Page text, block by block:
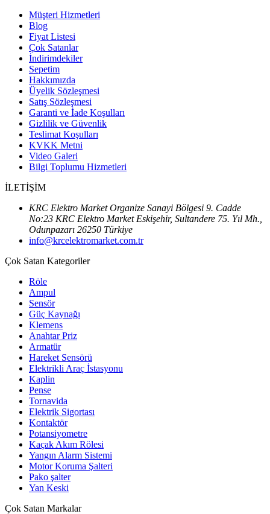
Müşteri Hizmetleri
Blog
Fiyat Listesi
Çok Satanlar
İndirimdekiler
Sepetim
Hakkımızda
Üyelik Sözleşmesi
Satış Sözleşmesi
Garanti ve İade Koşulları
Gizlilik ve Güvenlik
Teslimat Koşulları
KVKK Metni
Video Galeri
Bilgi Toplumu Hizmetleri
İLETİŞİM
KRC Elektro Market Organize Sanayi Bölgesi 9. Cadde
No:23 KRC Elektro Market Eskişehir, Sultandere 75. Yıl Mh.,
Odunpazarı 26250 Türkiye
info@krcelektromarket.com.tr
Çok Satan Kategoriler
Röle
Ampul
Sensör
Güç Kaynağı
Klemens
Anahtar Priz
Armatür
Hareket Sensörü
Elektrikli Araç İstasyonu
Kaplin
Pense
Tornavida
Elektrik Sigortası
Kontaktör
Potansiyometre
Kaçak Akım Rölesi
Yangın Alarm Sistemi
Motor Koruma Şalteri
Pako şalter
Yan Keski
Çok Satan Markalar